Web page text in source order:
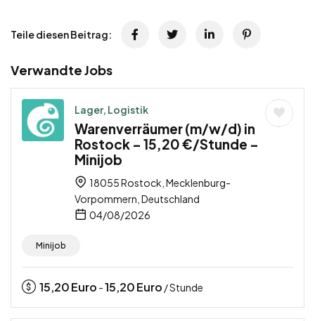
Teile diesen Beitrag:
Verwandte Jobs
Lager, Logistik
Warenverräumer (m/w/d) in
Rostock – 15,20 €/Stunde –
Minijob
18055 Rostock, Mecklenburg-
Vorpommern, Deutschland
04/08/2026
Minijob
15,20Euro -15,20Euro / Stunde